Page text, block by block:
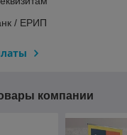
/ ЕРИП
компании